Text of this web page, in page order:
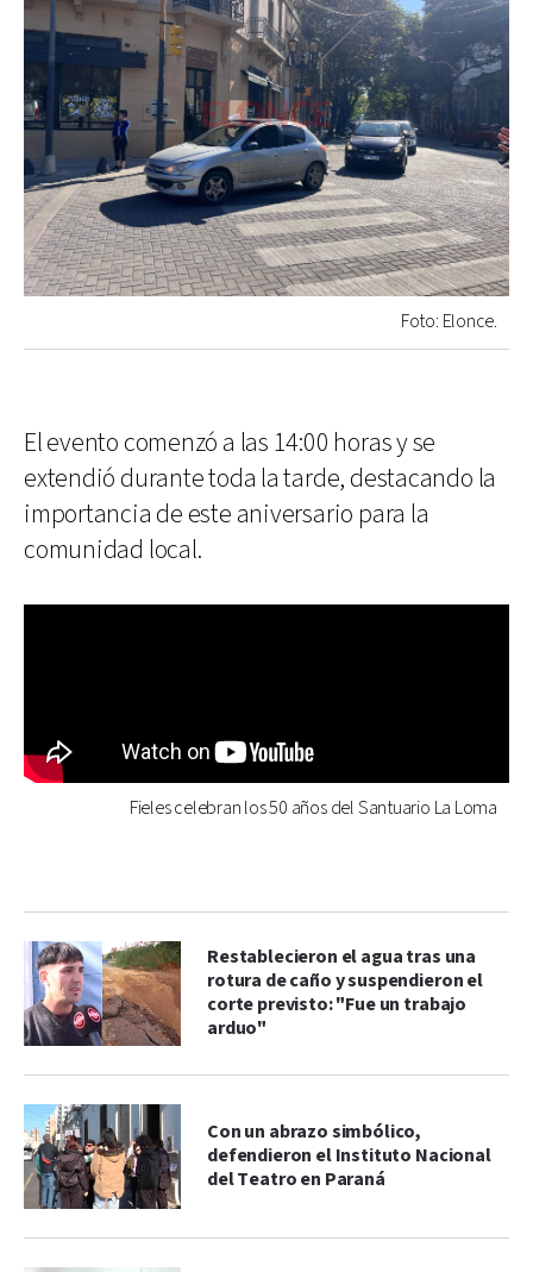
Foto: Elonce.
El evento comenzó a las 14:00 horas y se
extendió durante toda la tarde, destacando la
importancia de este aniversario para la
comunidad local.
Fieles celebran los 50 años del Santuario La Loma
Restablecieron el agua tras una
rotura de caño y suspendieron el
corte previsto: "Fue un trabajo
arduo"
Con un abrazo simbólico,
defendieron el Instituto Nacional
del Teatro en Paraná